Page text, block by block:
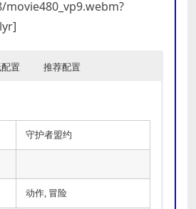
movie480_vp9.webm?
置 推荐配置
守护者盟约
动作, 冒险